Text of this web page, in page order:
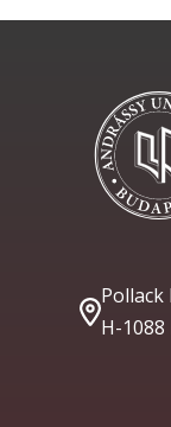
Pollack
H-